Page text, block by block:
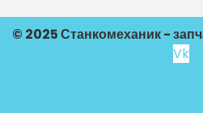
© 2025 Станкомеханик -
Vk